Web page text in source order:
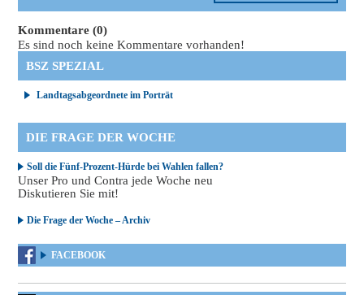
Kommentare (0)
Es sind noch keine Kommentare vorhanden!
BSZ SPEZIAL
Landtagsabgeordnete im Porträt
DIE FRAGE DER WOCHE
Soll die Fünf-Prozent-Hürde bei Wahlen fallen?
Unser Pro und Contra jede Woche neu
Diskutieren Sie mit!
Die Frage der Woche – Archiv
FACEBOOK